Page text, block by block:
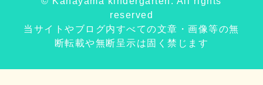
reserved
当サイトやブログ内すべての文章・画像等の無
断転載や無断呈示は固く禁じます